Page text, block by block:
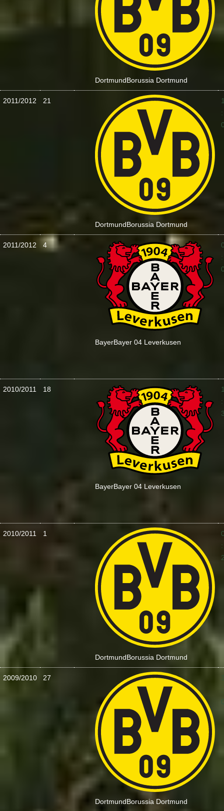
DortmundBorussia Dortmund
2011/2012 21
DortmundBorussia Dortmund
:
2011/2012 4
BayerBayer 04 Leverkusen
:
2010/2011 18
BayerBayer 04 Leverkusen
:
2010/2011 1
DortmundBorussia Dortmund
:
2009/2010 27
DortmundBorussia Dortmund